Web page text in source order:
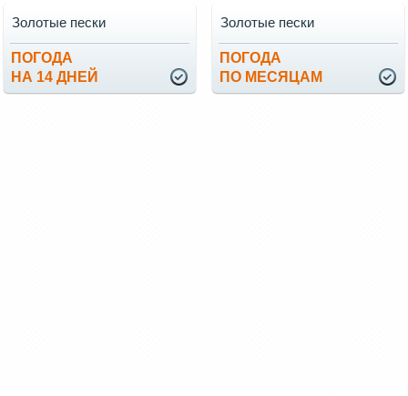
ПОГОДА
НА 14 ДНЕЙ
Золотые пески
ПОГОДА
ПО МЕСЯЦАМ
Золотые пески